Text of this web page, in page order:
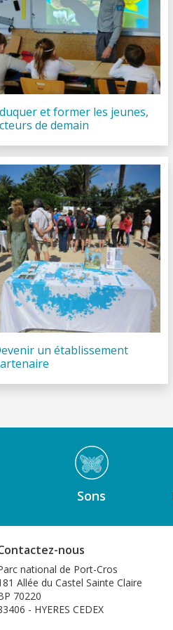
et former les jeunes,
de demain
un établissement
Sons
nous
national de Port-Cros
Allée du Castel Sainte Claire
70220
- HYERES CEDEX